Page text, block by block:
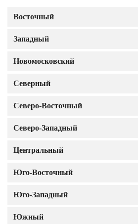
Восточный
Западный
Новомосковский
Северный
Северо-Восточный
Северо-Западный
Центральный
Юго-Восточный
Юго-Западный
Южный